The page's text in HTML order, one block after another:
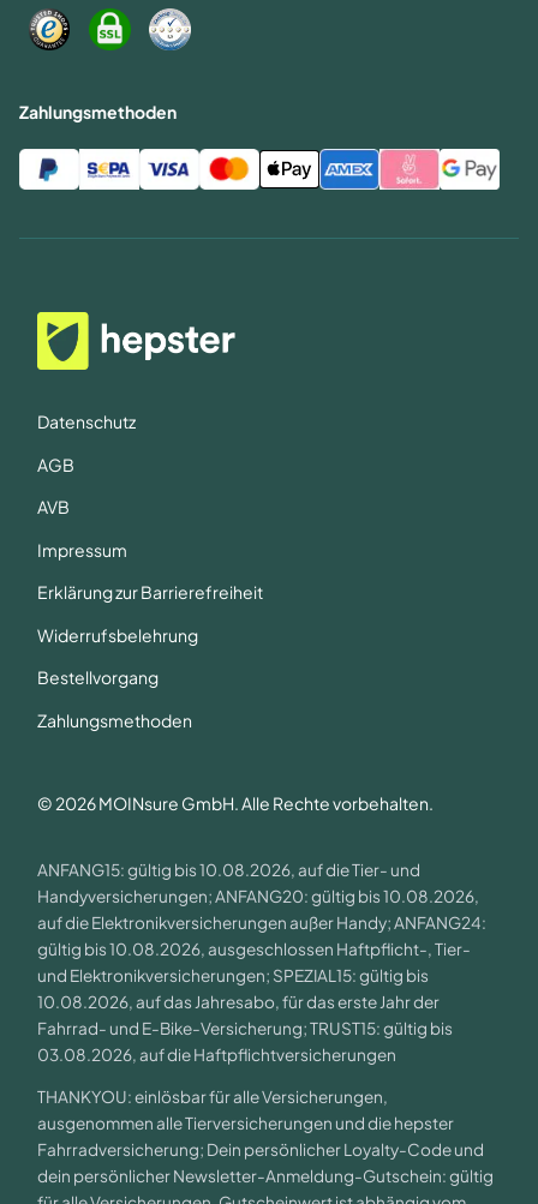
Zahlungsmethoden
Datenschutz
AGB
AVB
Impressum
Erklärung zur Barrierefreiheit
Widerrufsbelehrung
Bestellvorgang
Zahlungsmethoden
© 2026 MOINsure GmbH. Alle Rechte vorbehalten.
ANFANG15: gültig bis 10.08.2026, auf die Tier- und
Handyversicherungen; ANFANG20: gültig bis 10.08.2026,
auf die Elektronikversicherungen außer Handy; ANFANG24:
gültig bis 10.08.2026, ausgeschlossen Haftpflicht-, Tier-
und Elektronikversicherungen; SPEZIAL15: gültig bis
10.08.2026, auf das Jahresabo, für das erste Jahr der
Fahrrad- und E-Bike-Versicherung; TRUST15: gültig bis
03.08.2026, auf die Haftpflichtversicherungen
THANKYOU: einlösbar für alle Versicherungen,
ausgenommen alle Tierversicherungen und die hepster
Fahrradversicherung; Dein persönlicher Loyalty-Code und
dein persönlicher Newsletter-Anmeldung-Gutschein: gültig